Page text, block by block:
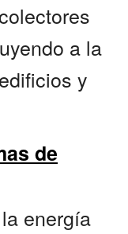
a la
y
de
energía